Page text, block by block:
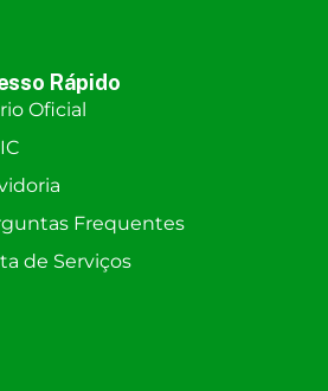
Rápido
Oficial
Frequentes
de Serviços